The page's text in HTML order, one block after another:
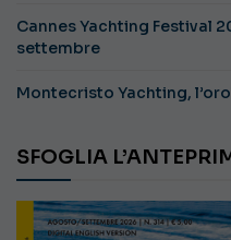
Cannes Yachting Festival
settembre
Montecristo Yachting,
SFOGLIA